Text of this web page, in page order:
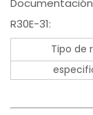
R30E-31:
Tipo de